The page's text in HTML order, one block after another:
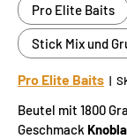
Pro Elite Baits
Stick Mix und
Pro Elite Baits |
Beutel mit 1800
Geschmack